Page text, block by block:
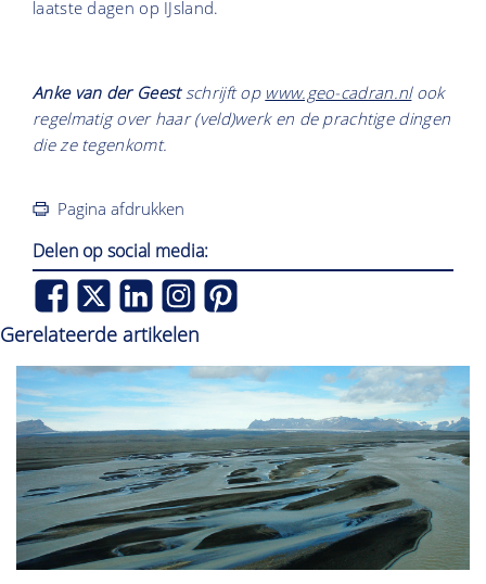
laatste dagen op IJsland.
Anke van der Geest schrijft op www.geo-cadran.nlook
regelmatig over haar (veld)werk en de prachtige dingen
die ze tegenkomt.
Pagina afdrukken
Delen op social media:
Gerelateerde artikelen